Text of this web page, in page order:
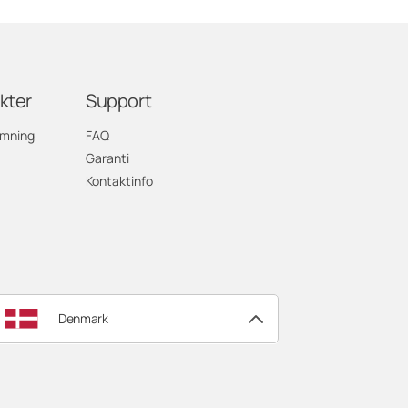
Support
FAQ
Garanti
Kontaktinfo
Denmark